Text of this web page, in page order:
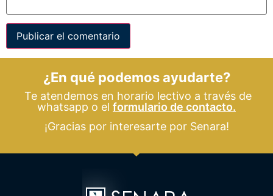
¿En qué podemos ayudarte?
Te atendemos en horario lectivo a través de
whatsapp o el formulario de contacto.
¡Gracias por interesarte por Senara!